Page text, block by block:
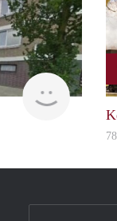
rent